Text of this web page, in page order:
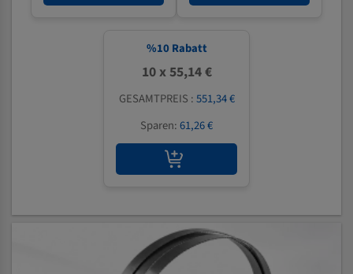
%10 Rabatt
10 x 55,14 €
GESAMTPREIS :551,34 €
Sparen:61,26 €